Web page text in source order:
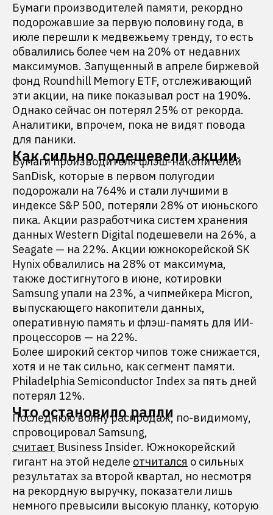
Бумаги производителей памяти, рекордно
подорожавшие за первую половину года, в
июле перешли к медвежьему тренду, то есть
обвалились более чем на 20% от недавних
максимумов. Запущенный в апреле биржевой
фонд Roundhill Memory ETF, отслеживающий
эти акции, на пике показывал рост на 190%.
Однако сейчас он потерял 25% от рекорда.
Аналитики, впрочем, пока не видят повода
для паники.
Как сильно подешевели акции
Бумаги производителя флэш-накопителей
SanDisk, которые в первом полугодии
подорожали на 764% и стали лучшими в
индексе S&P 500, потеряли 28% от июньского
пика. Акции разработчика систем хранения
данных Western Digital подешевели на 26%, а
Seagate — на 22%. Акции южнокорейской SK
Hynix обвалились на 28% от максимума,
также достигнутого в июне, котировки
Samsung упали на 23%, а чипмейкера Micron,
выпускающего накопители данных,
оперативную память и флэш-память для ИИ-
процессоров — на 22%.
Более широкий сектор чипов тоже снижается,
хотя и не так сильно, как сегмент памяти.
Philadelphia Semiconductor Index за пять дней
потерял 12%.
Что остановило ралли
Последнюю волну распродаж, по-видимому,
спровоцировал Samsung,
считает Business Insider. Южнокорейский
гигант на этой неделе отчитался о сильных
результатах за второй квартал, но несмотря
на рекордную выручку, показатели лишь
немного превысили высокую планку, которую